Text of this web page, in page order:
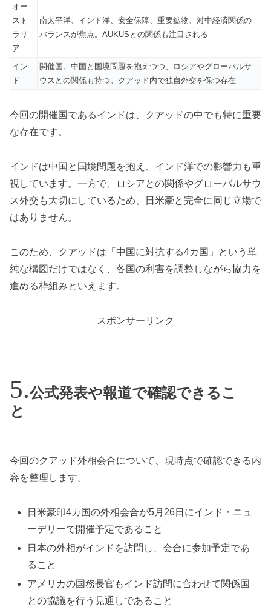
オー
スト
ラリ
ア
南太平洋、インド洋、安全保障、重要鉱物、対中経済関係の
バランスが焦点。AUKUSとの関係も注目される
イン
ド
開催国。中国と国境問題を抱えつつ、ロシアやグローバルサ
ウスとの関係も持つ。クアッド内で独自外交を保つ存在
今回の開催国であるインドは、クアッドの中でも特に重要
な存在です。
インドは中国と国境問題を抱え、インド洋での影響力も重
視しています。一方で、ロシアとの関係やグローバルサウ
ス外交も大切にしているため、日米豪と完全に同じ立場で
はありません。
このため、クアッドは「中国に対抗する4カ国」という単
純な構図だけではなく、各国の利害を調整しながら協力を
進める枠組みといえます。
スポンサーリンク
公式発表や報道で確認できるこ
と
今回のクアッド外相会合について、現時点で確認できる内
容を整理します。
日米豪印4カ国の外相会合が5月26日にインド・ニュ
ーデリーで開催予定であること
日本の外相がインドを訪問し、会合に参加予定であ
ること
アメリカの国務長官もインド訪問に合わせて関係国
との協議を行う見通しであること